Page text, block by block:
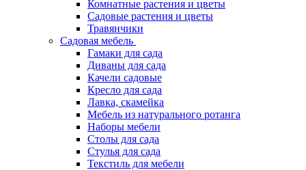
Комнатные растения и цветы
Садовые растения и цветы
Травянчики
Садовая мебель
Гамаки для сада
Диваны для сада
Качели садовые
Кресло для сада
Лавка, скамейка
Мебель из натурального ротанга
Наборы мебели
Столы для сада
Стулья для сада
Текстиль для мебели